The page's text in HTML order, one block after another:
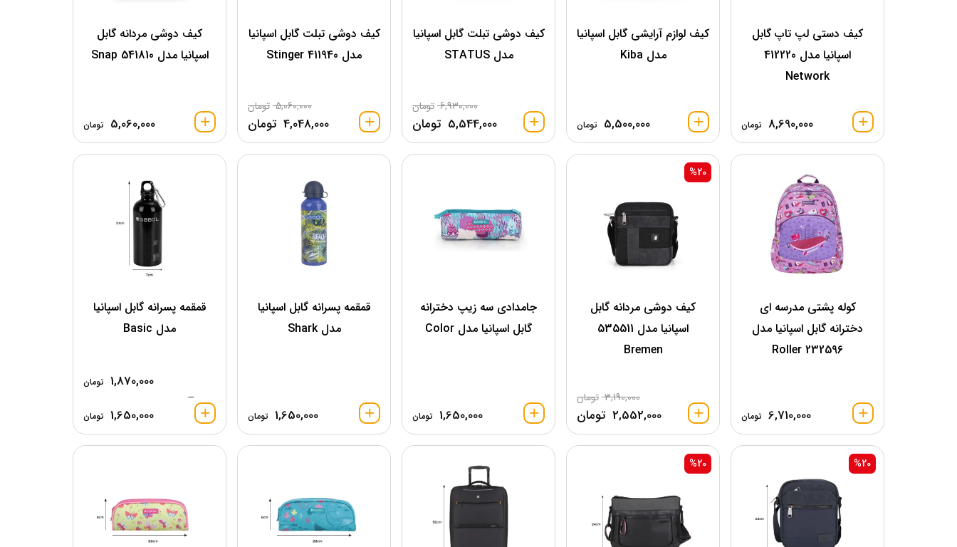
کيف دستی لپ تاپ گابل
اسپانیا مدل 412220
Network
8,690,000 تومان
کیف لوازم آرایشی گابل اسپانیا
مدل Kiba
5,500,000 تومان
کیف دوشی تبلت گابل اسپانیا
مدل STATUS
6,930,000 تومان
5,544,000 تومان
کیف دوشی تبلت گابل اسپانیا
مدل 411940 Stinger
5,060,000 تومان
4,048,000 تومان
کیف دوشی مردانه گابل
اسپانیا مدل 541810 Snap
5,060,000 تومان
کوله پشتی مدرسه ای
دخترانه گابل اسپانیا مدل
232596 Roller
6,710,000 تومان
کیف دوشی مردانه گابل
اسپانیا مدل 535511
Bremen
%20
3,190,000 تومان
2,552,000 تومان
جامدادی سه زیپ دخترانه
گابل اسپانیا مدل Color
1,650,000 تومان
قمقمه پسرانه گابل اسپانیا
مدل Shark
1,650,000 تومان
قمقمه پسرانه گابل اسپانیا
مدل Basic
1,870,000 تومان
–
1,650,000 تومان
%20
%20